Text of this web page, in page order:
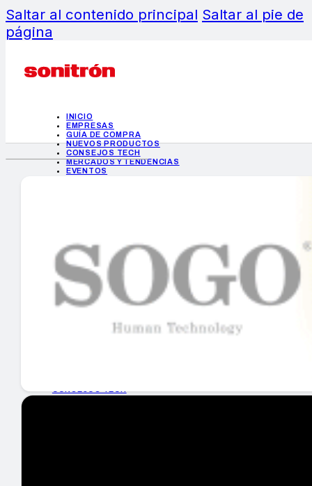
Saltar al contenido principal Saltar al pie de
página
INICIO
EMPRESAS
GUÍA DE COMPRA
NUEVOS PRODUCTOS
CONSEJOS TECH
MERCADOS Y TENDENCIAS
EVENTOS
INICIO
EMPRESAS
GUÍA DE COMPRA